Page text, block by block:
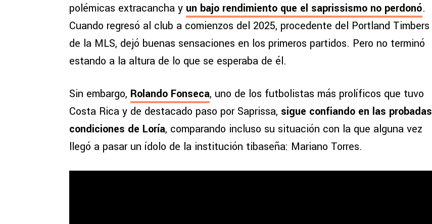
polémicas extracancha y un bajo rendimiento que el saprissismo no perdonó.
Cuando regresó al club a comienzos del 2025, procedente del Portland Timbers
de la MLS, dejó buenas sensaciones en los primeros partidos. Pero no terminó
estando a la altura de lo que se esperaba de él.
Sin embargo, Rolando Fonseca, uno de los futbolistas más prolíficos que tuvo
Costa Rica y de destacado paso por Saprissa, sigue confiando en las probadas
condiciones de Loría, comparando incluso su situación con la que alguna vez
llegó a pasar un ídolo de la institución tibaseña: Mariano Torres.